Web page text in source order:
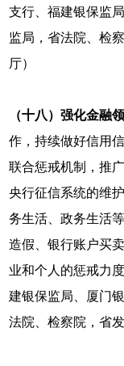
支行、福建银保监
监局，省法院、检
厅）
（十八）强化金融
作，持续做好信用
联合惩戒机制，推
央行征信系统的维
务生活、政务生活
造假、银行账户买
业和个人的惩戒力
建银保监局、厦门
法院、检察院，省